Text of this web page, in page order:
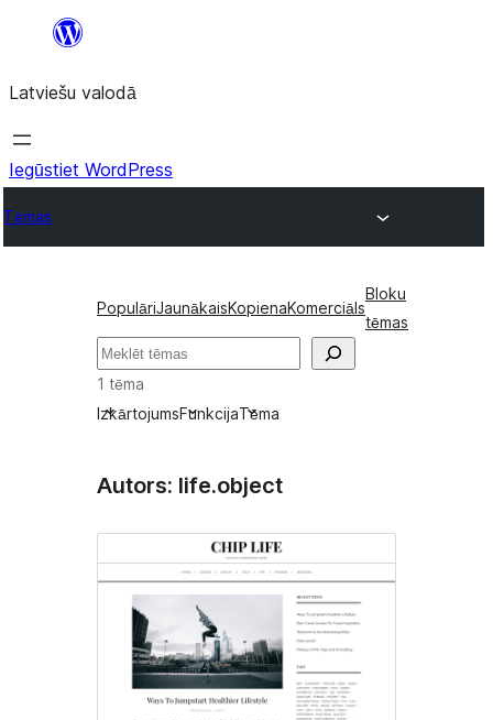
Pāriet
saturu
Latviešu valodā
Iegūstiet WordPress
Tēmas
PopulāriJaunākaisKopienaKomerciāls
Bloku
tēmas
Meklēt
1 tēma
IzkārtojumsFunkcijaTēma
Autors: life.object